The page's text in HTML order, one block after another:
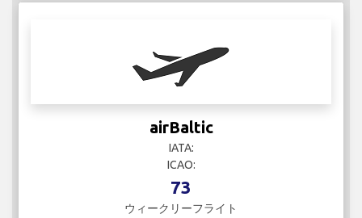
airBaltic
IATA:
ICAO:
73
ウィークリーフライト